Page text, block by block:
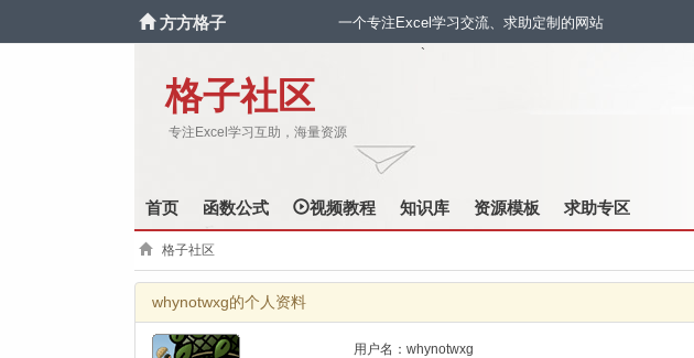
方方格子 一个专注Excel学习交流、求助定制的网站
格子社区
专注Excel学习互助，海量资源
`
首页 函数公式 视频教程 知识库 资源模板 求助专区
格子社区
whynotwxg的个人资料
用户名：whynotwxg